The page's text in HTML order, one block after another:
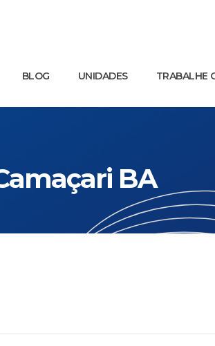
BLOG UNIDADES TRABALHE
BA